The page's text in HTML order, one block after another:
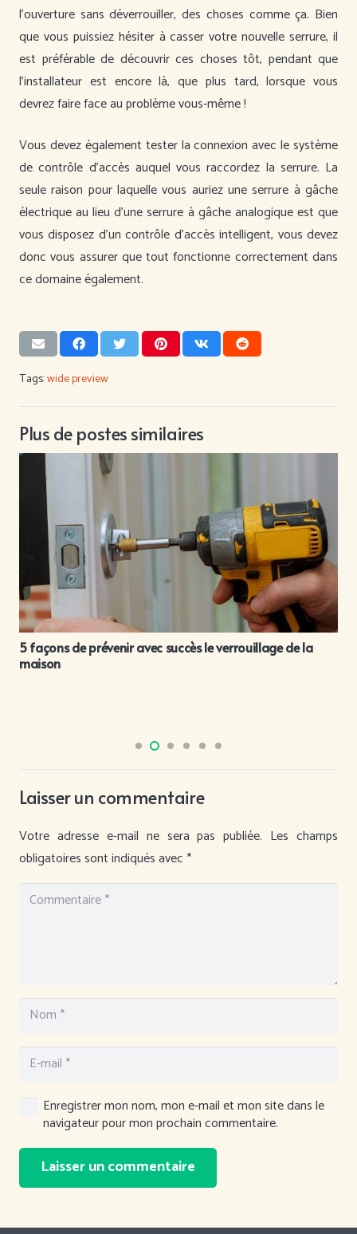
l’ouverture sans déverrouiller, des choses comme ça. Bien
que vous puissiez hésiter à casser votre nouvelle serrure, il
est préférable de découvrir ces choses tôt, pendant que
l’installateur est encore là, que plus tard, lorsque vous
devrez faire face au problème vous-même !
Vous devez également tester la connexion avec le système
de contrôle d’accès auquel vous raccordez la serrure. La
seule raison pour laquelle vous auriez une serrure à gâche
électrique au lieu d’une serrure à gâche analogique est que
vous disposez d’un contrôle d’accès intelligent, vous devez
donc vous assurer que tout fonctionne correctement dans
ce domaine également.
Tags:wide preview
Plus de postes similaires
5 façons de prévenir avec succès le verrouillage de la
maison
Laisser un commentaire
Votre adresse e-mail ne sera pas publiée. Les champs
obligatoires sont indiqués avec *
Enregistrer mon nom, mon e-mail et mon site dans le
navigateur pour mon prochain commentaire.
Laisser un commentaire